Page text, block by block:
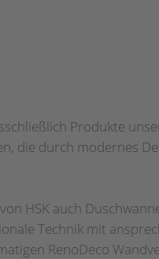
Produkte
die durch modernes
HSK auch
Technik mit
RenoDeco